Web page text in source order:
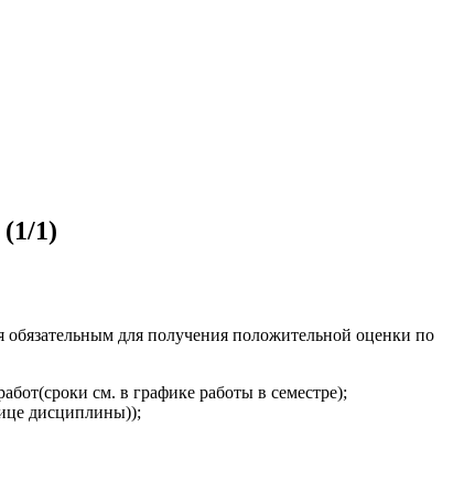
1)
обязательным для получения положительной оценки по
см. в графике работы в семестре);
дисциплины));